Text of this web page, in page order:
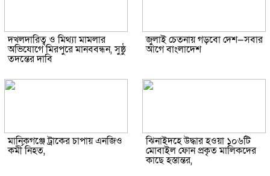
দখলদারিত্ব ও মিথ্যা মামলার
অভিযোগে মিরপুরে মানববন্ধন, সুষ্ঠু
তদন্তের দাবি
জুলাই চেতনায় গড়বো দেশ—সবার
আগে বাংলাদেশ
মানিকগঞ্জে ট্রাকের চাপায় এনজিও
কর্মী নিহত,
ঝিনাইদহে উদ্ধার হওয়া ১০৬টি
মোবাইল ফোন প্রকৃত মালিকদের
কাছে হস্তান্তর,